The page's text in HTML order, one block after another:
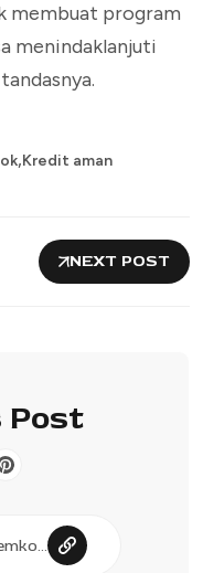
membuat program
menindaklanjuti
,Kredit aman
NEXT POST
Post